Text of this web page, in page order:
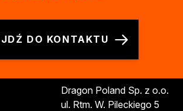
DO KONTAKTU
Dragon Poland Sp. z o.o.
ul. Rtm. W. Pileckiego 5